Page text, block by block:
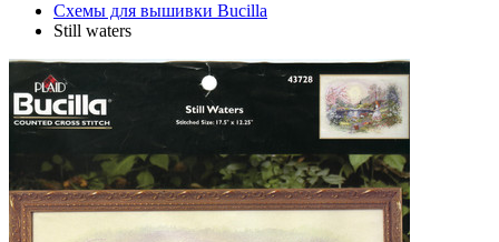
Схемы для вышивки Bucilla
Still waters